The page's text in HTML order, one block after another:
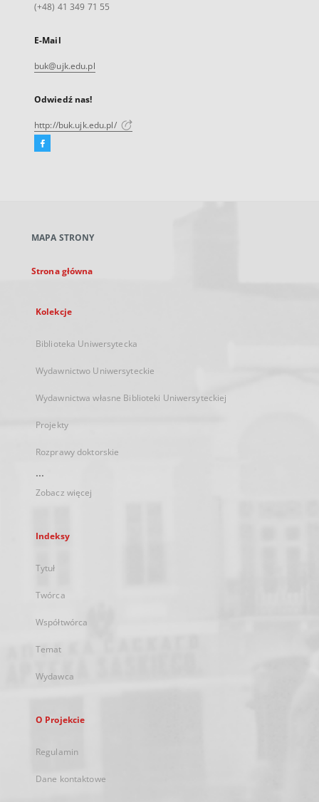
(+48) 41 349 71 55
E-Mail
buk@ujk.edu.pl
Odwiedź nas!
http://buk.ujk.edu.pl/
Facebook
karcie
MAPA STRONY
Strona główna
Kolekcje
Biblioteka Uniwersytecka
Wydawnictwo Uniwersyteckie
Wydawnictwa własne Biblioteki Uniwersyteckiej
Projekty
Rozprawy doktorskie
...
Zobacz więcej
Indeksy
Tytuł
Twórca
Współtwórca
Temat
Wydawca
O Projekcie
Regulamin
Dane kontaktowe